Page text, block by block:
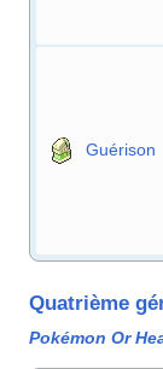
Guérison
Quatrième
Pokémon Or